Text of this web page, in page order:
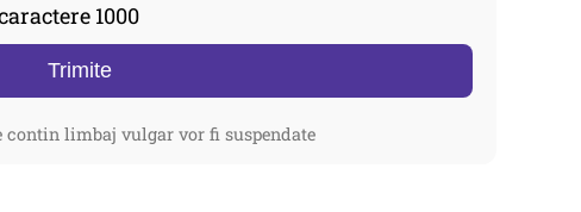
1000
Trimite
contin limbaj vulgar vor fi suspendate